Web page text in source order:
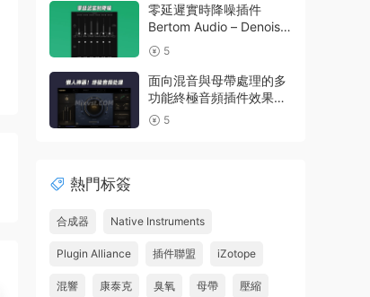
零延遲實時降噪插件
Bertom Audio – Denoiser
Pro v3.0.11 Rev2 CE V.R
5
面向混音與母帶處理的多
功能終極音頻插件效果器
Nuro Audio – Flexion
5
熱門标簽
合成器 Native Instruments
Plugin Alliance 插件聯盟 iZotope
混響 康泰克 臭氧 母帶 壓縮